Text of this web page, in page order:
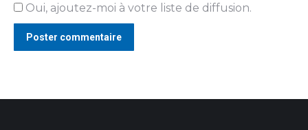
Oui, ajoutez-moi à votre liste de diffusion.
Poster commentaire